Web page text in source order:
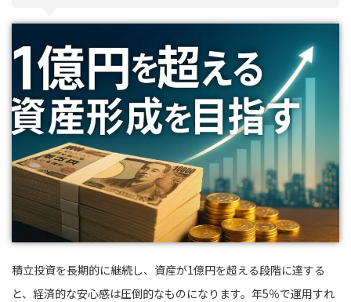
積立投資を長期的に継続し、資産が1億円を超える段階に達する
と、経済的な安心感は圧倒的なものになります。年5％で運用すれ